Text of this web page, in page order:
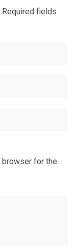
Required fields
browser for the